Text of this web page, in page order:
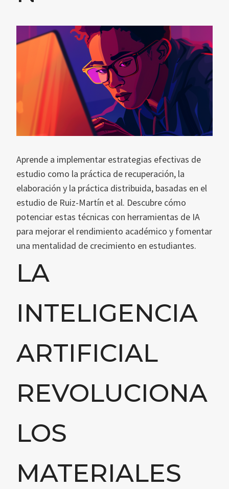
Aprende a implementar estrategias efectivas de
estudio como la práctica de recuperación, la
elaboración y la práctica distribuida, basadas en el
estudio de Ruiz-Martín et al. Descubre cómo
potenciar estas técnicas con herramientas de IA
para mejorar el rendimiento académico y fomentar
una mentalidad de crecimiento en estudiantes.
LA
INTELIGENCIA
ARTIFICIAL
REVOLUCIONA
LOS
MATERIALES